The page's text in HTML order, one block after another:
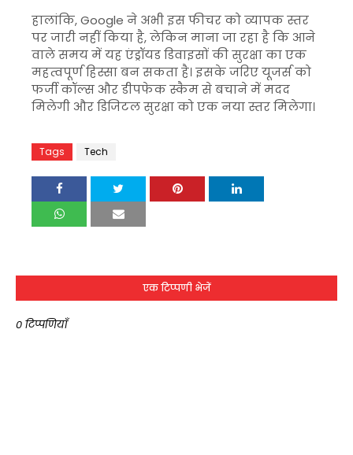
हालांकि, Google ने अभी इस फीचर को व्यापक स्तर
पर जारी नहीं किया है, लेकिन माना जा रहा है कि आने
वाले समय में यह एंड्रॉयड डिवाइसों की सुरक्षा का एक
महत्वपूर्ण हिस्सा बन सकता है। इसके जरिए यूजर्स को
फर्जी कॉल्स और डीपफेक स्कैम से बचाने में मदद
मिलेगी और डिजिटल सुरक्षा को एक नया स्तर मिलेगा।
Tags Tech
एक टिप्पणी भेजें
0 टिप्पणियाँ